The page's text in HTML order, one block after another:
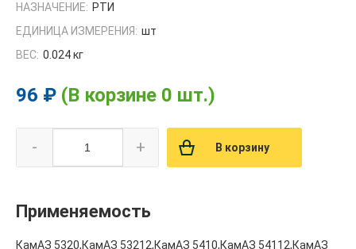
НАЗНАЧЕНИЕ: РТИ
ЕДИНИЦА ИЗМЕРЕНИЯ: шт
ВЕС: 0.024 кг
96 ₽ (В корзине 0 шт.)
- + В корзину
Применяемость
КамАЗ 5320,КамАЗ 53212,КамАЗ 5410,КамАЗ 54112,КамАЗ